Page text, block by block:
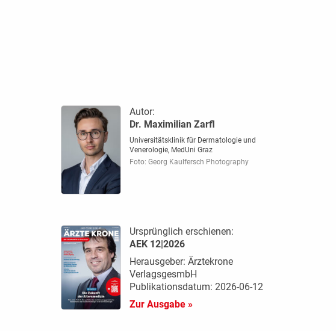
Autor:
Dr. Maximilian Zarfl
Universitätsklinik für Dermatologie und
Venerologie, MedUni Graz
Foto: Georg Kaulfersch Photography
Ursprünglich erschienen:
AEK 12|2026
Herausgeber: Ärztekrone
VerlagsgesmbH
Publikationsdatum: 2026-06-12
Zur Ausgabe »